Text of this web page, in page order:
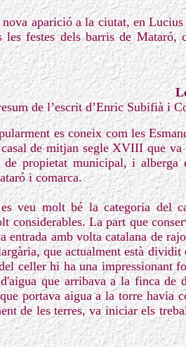
aparició a la ciutat, en
les festes dels barris de Mataró,
de l’escrit d’Enric Subifià i
es coneix com les
de mitjan segle XVIII que
de propietat municipal, i alberga
i comarca.
veu molt bé la categoria del
considerables. La part que
entrada amb volta catalana de
que actualment està
celler hi ha una impressionant
que arribava a la finca de
portava aigua a la torre havia
de les terres, va iniciar els